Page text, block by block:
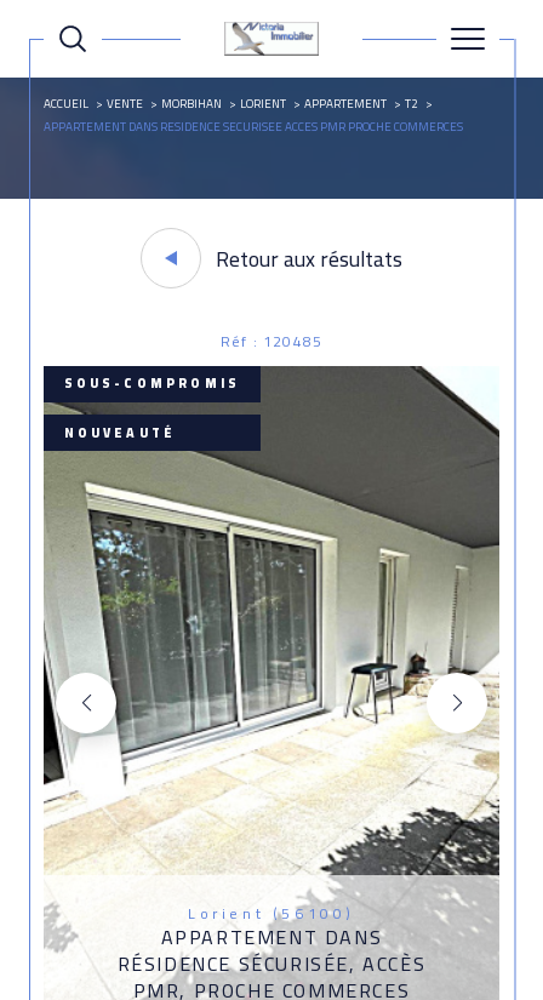
ACCUEIL VENTE MORBIHAN LORIENT APPARTEMENT
T2
APPARTEMENT DANS RESIDENCE SECURISEE ACCES PMR PROCHE COMMERCES
Retour aux résultats
Réf : 120485
SOUS-COMPROMIS
NOUVEAUTÉ
Lorient (56100)
APPARTEMENT DANS
RÉSIDENCE SÉCURISÉE, ACCÈS
PMR, PROCHE COMMERCES